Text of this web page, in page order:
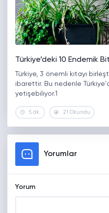
Türkiye’deki 10 Endemik
Türkiye, 3 önemli kıtayı
ibarettir. Bu nedenle
yetişebiliyor.1
5 dk. 21 Okundu
Yorumlar
Yorum